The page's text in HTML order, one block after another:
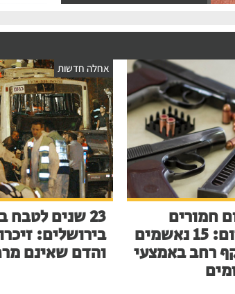
חמורים
הוגשו בדרום: 15 נאשמים
רחב באמצעי
אחלה חדשות
בירושלים:
והדם שאינם